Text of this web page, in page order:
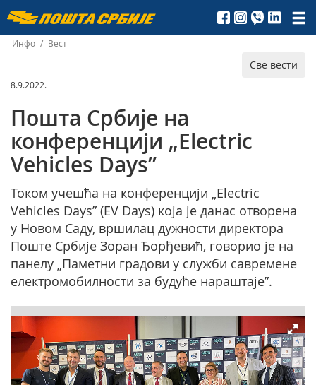
Пошта
Србије
д.о.о.
Инфо / Вест
Све вести
8.9.2022.
Пошта Србије на
конференцији „Electric
Vehicles Days”
Током учешћа на конференцији „Electric
Vehicles Days” (EV Days) која је данас отворена
у Новом Саду, вршилац дужности директора
Поште Србије Зоран Ђорђевић, говорио је на
панелу „Паметни градови у служби савремене
електромобилности за будуће нараштаје”.